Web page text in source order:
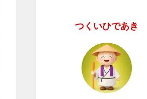
つくいひであき